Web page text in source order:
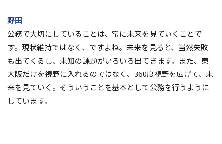
野田
公務で大切にしていることは、常に未来を見ていくことで
す。現状維持ではなく、ですよね。未来を見ると、当然失敗
も出てくるし、未知の課題がいろいろ出てきます。また、東
大阪だけを視野に入れるのではなく、360度視野を広げて、未
来を見ていく。そういうことを基本として公務を行うように
しています。